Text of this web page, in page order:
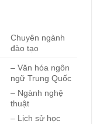
Chuyên ngành
đào tạo
– Văn hóa ngôn
ngữ Trung Quốc
– Ngành nghệ
thuật
– Lịch sử học